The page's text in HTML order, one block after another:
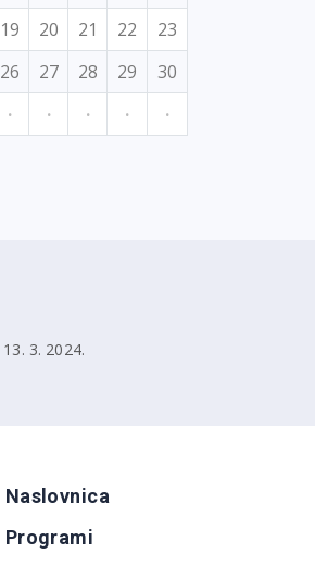
19 20 21 22
23
26 27 28 29
30
· · · · ·
13. 3. 2024.
Naslovnica
Programi